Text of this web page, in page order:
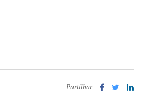
Partilhar